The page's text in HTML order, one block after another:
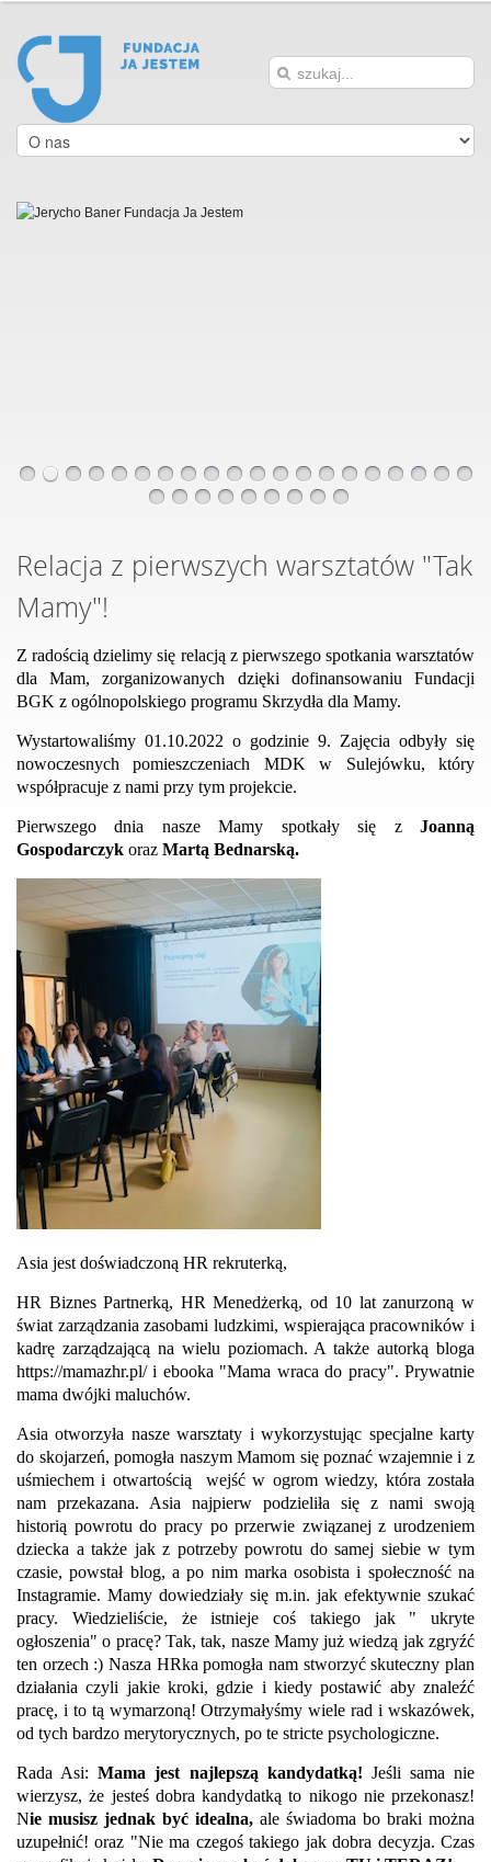
Relacja z pierwszych warsztatów "Tak
Mamy"!
Z radością dzielimy się relacją z pierwszego spotkania warsztatów
dla Mam, zorganizowanych dzięki dofinansowaniu Fundacji
BGK z ogólnopolskiego programu Skrzydła dla Mamy.
Wystartowaliśmy 01.10.2022 o godzinie 9. Zajęcia odbyły się
nowoczesnych pomieszczeniach MDK w Sulejówku, który
współpracuje z nami przy tym projekcie.
Pierwszego dnia nasze Mamy spotkały się z Joanną
Gospodarczyk oraz Martą Bednarską.
Asia jest doświadczoną HR rekruterką,
HR Biznes Partnerką, HR Menedżerką, od 10 lat zanurzoną w
świat zarządzania zasobami ludzkimi, wspierająca pracowników i
kadrę zarządzającą na wielu poziomach. A także autorką bloga
https://mamazhr.pl/i ebooka "Mama wraca do pracy". Prywatnie
mama dwójki maluchów.
Asia otworzyła nasze warsztaty i wykorzystując specjalne karty
do skojarzeń, pomogła naszym Mamom się poznać wzajemnie i z
uśmiechem i otwartością wejść w ogrom wiedzy, która została
nam przekazana. Asia najpierw podzieliła się z nami swoją
historią powrotu do pracy po przerwie związanej z urodzeniem
dziecka a także jakz potrzeby powrotu do samej siebie w tym
czasie, powstał blog, a po nim marka osobista i społeczność na
Instagramie. Mamy dowiedziały się m.in. jak efektywnie szukać
pracy. Wiedzieliście, że istnieje coś takiego jak " ukryte
ogłoszenia" o pracę? Tak, tak, nasze Mamy już wiedzą jak zgryźć
ten orzech :) Nasza HRka pomogła nam stworzyć skuteczny plan
działania czyli jakie kroki, gdzie i kiedy postawić aby znaleźć
pracę, i to tą wymarzoną! Otrzymałyśmy wiele rad i wskazówek,
od tych bardzo merytorycznych, po te stricte psychologiczne.
Rada Asi:Mama jest najlepszą kandydatką! Jeśli sama nie
wierzysz, że jesteś dobra kandydatką to nikogo nie przekonasz!
Nie musisz jednak być idealna, ale świadoma bo braki można
uzupełnić! oraz "Nie ma czegoś takiego jak dobra decyzja. Czas